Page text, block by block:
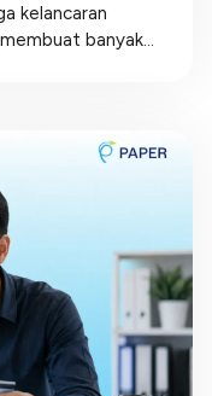
kelancaran
banyak...